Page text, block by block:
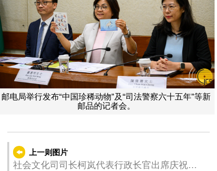
邮电局举行发布“中国珍稀动物”及“司法警察六十五年”等新
邮品的记者会。
上一则图片
社会文化司司长柯岚代表行政长官出席庆祝中